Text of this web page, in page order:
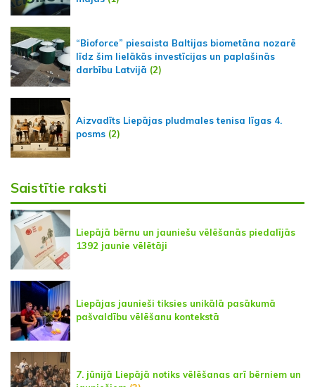
“Bioforce” piesaista Baltijas biometāna nozarē
līdz šim lielākās investīcijas un paplašinās
darbību Latvijā (2)
Aizvadīts Liepājas pludmales tenisa līgas 4.
posms (2)
Saistītie raksti
Liepājā bērnu un jauniešu vēlēšanās piedalījās
1392 jaunie vēlētāji
Liepājas jaunieši tiksies unikālā pasākumā
pašvaldību vēlēšanu kontekstā
7. jūnijā Liepājā notiks vēlēšanas arī bērniem un